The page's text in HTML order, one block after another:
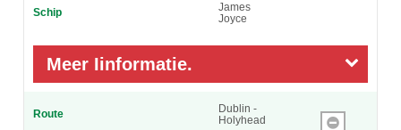
Schip
James
Joyce
Meer Iinformatie.
Route
Dublin -
Holyhead